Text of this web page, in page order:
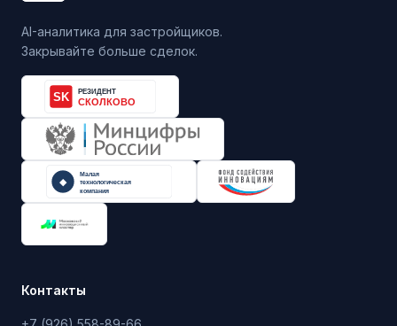
AI-аналитика для застройщиков.
Закрывайте больше сделок.
Контакты